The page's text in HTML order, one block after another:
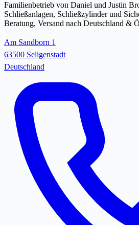
Familienbetrieb von Daniel und Justin
Schließanlagen, Schließzylinder und
Beratung, Versand nach Deutschland &
Am Sandborn 1
63500 Seligenstadt
Deutschland